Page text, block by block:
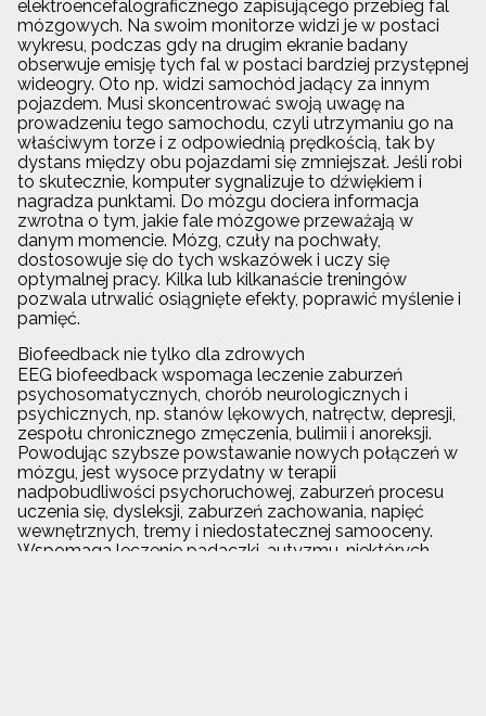
elektroencefalograficznego zapisującego przebieg fal
mózgowych. Na swoim monitorze widzi je w postaci
wykresu, podczas gdy na drugim ekranie badany
obserwuje emisję tych fal w postaci bardziej przystępnej
wideogry. Oto np. widzi samochód jadący za innym
pojazdem. Musi skoncentrować swoją uwagę na
prowadzeniu tego samochodu, czyli utrzymaniu go na
właściwym torze i z odpowiednią prędkością, tak by
dystans między obu pojazdami się zmniejszał. Jeśli robi
to skutecznie, komputer sygnalizuje to dźwiękiem i
nagradza punktami. Do mózgu dociera informacja
zwrotna o tym, jakie fale mózgowe przeważają w
danym momencie. Mózg, czuły na pochwały,
dostosowuje się do tych wskazówek i uczy się
optymalnej pracy. Kilka lub kilkanaście treningów
pozwala utrwalić osiągnięte efekty, poprawić myślenie i
pamięć.
Biofeedback nie tylko dla zdrowych
EEG biofeedback wspomaga leczenie zaburzeń
psychosomatycznych, chorób neurologicznych i
psychicznych, np. stanów lękowych, natręctw, depresji,
zespołu chronicznego zmęczenia, bulimii i anoreksji.
Powodując szybsze powstawanie nowych połączeń w
mózgu, jest wysoce przydatny w terapii
nadpobudliwości psychoruchowej, zaburzeń procesu
uczenia się, dysleksji, zaburzeń zachowania, napięć
wewnętrznych, tremy i niedostatecznej samooceny.
Wspomaga leczenie padaczki, autyzmu, niektórych